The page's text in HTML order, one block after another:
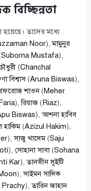
বিচ্ছিন্নতা
হয়েছে। তাদের মধ্যে
Noor),মামুনুর
Suborna Mustafa),
(Chanchal
বিশ্বাস(Aruna Biswas),
শাওন(Meher
),রিয়াজ ( Riaz),
Biswas),আশনা হাবিব
(Azizul Hakim),
),সাজু খাদেম(Saju
),সোহানা সাবা(Sohana
Kar),তানভীন সুইটি
),সাইমন সাদিক
Prachy),তারিন জাহান